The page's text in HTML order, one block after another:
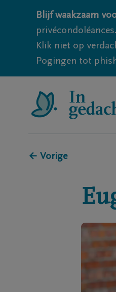
Blijf waakzaam
Klik niet op
Pogingen tot
← Vorige